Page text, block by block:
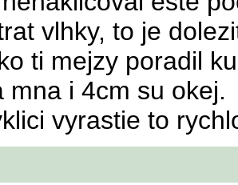
vlhky, to je
ti mejzy poradil
mna i 4cm su okej.
vyrastie to